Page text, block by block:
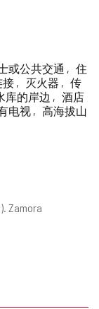
或公共交通
住
接 灭火器
传
库的岸边
酒店
电视
高海拔山
Zamora